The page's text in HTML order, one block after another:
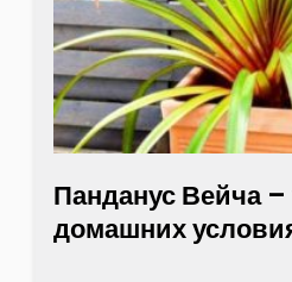
Панданус Вейча –
домашних